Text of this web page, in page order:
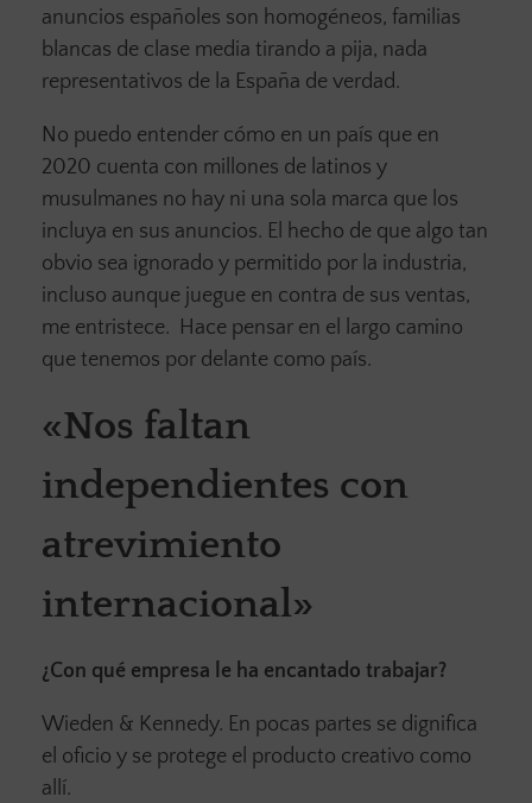
anuncios españoles son homogéneos, familias
blancas de clase media tirando a pija, nada
representativos de la España de verdad.
No puedo entender cómo en un país que en
2020 cuenta con millones de latinos y
musulmanes no hay ni una sola marca que los
incluya en sus anuncios. El hecho de que algo tan
obvio sea ignorado y permitido por la industria,
incluso aunque juegue en contra de sus ventas,
me entristece. Hace pensar en el largo camino
que tenemos por delante como país.
«Nos faltan
independientes con
atrevimiento
internacional»
¿Con qué empresa le ha encantado trabajar?
Wieden & Kennedy. En pocas partes se dignifica
el oficio y se protege el producto creativo como
allí.